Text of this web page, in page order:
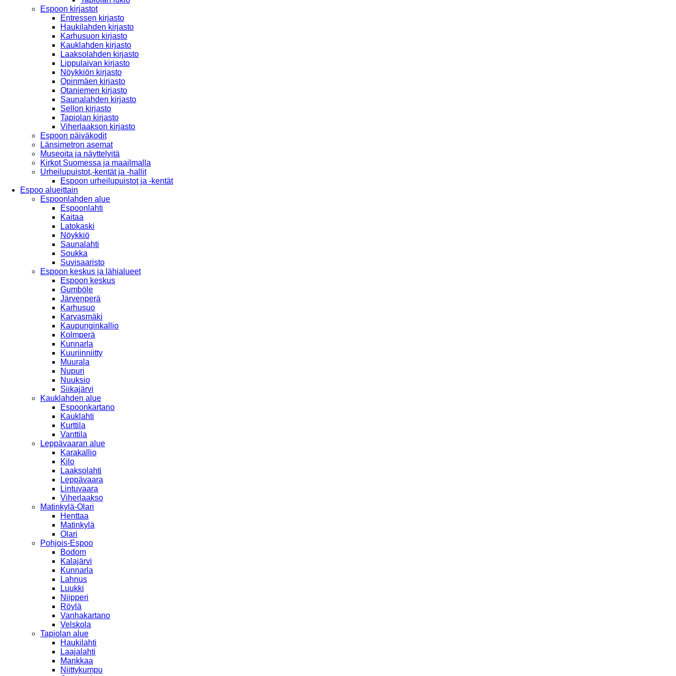
Espoon kirjastot
Entressen kirjasto
Haukilahden kirjasto
Karhusuon kirjasto
Kauklahden kirjasto
Laaksolahden kirjasto
Lippulaivan kirjasto
Nöykkiön kirjasto
Opinmäen kirjasto
Otaniemen kirjasto
Saunalahden kirjasto
Sellon kirjasto
Tapiolan kirjasto
Viherlaakson kirjasto
Espoon päiväkodit
Länsimetron asemat
Museoita ja näyttelyitä
Kirkot Suomessa ja maailmalla
Urheilupuistot,-kentät ja -hallit
Espoon urheilupuistot ja -kentät
Espoo alueittain
Espoonlahden alue
Espoonlahti
Kaitaa
Latokaski
Nöykkiö
Saunalahti
Soukka
Suvisaaristo
Espoon keskus ja lähialueet
Espoon keskus
Gumböle
Järvenperä
Karhusuo
Karvasmäki
Kaupunginkallio
Kolmperä
Kunnarla
Kuuriinniitty
Muurala
Nupuri
Nuuksio
Siikajärvi
Kauklahden alue
Espoonkartano
Kauklahti
Kurttila
Vanttila
Leppävaaran alue
Karakallio
Kilo
Laaksolahti
Leppävaara
Lintuvaara
Viherlaakso
Matinkylä-Olari
Henttaa
Matinkylä
Olari
Pohjois-Espoo
Bodom
Kalajärvi
Kunnarla
Lahnus
Luukki
Niipperi
Röylä
Vanhakartano
Velskola
Tapiolan alue
Haukilahti
Laajalahti
Mankkaa
Niittykumpu